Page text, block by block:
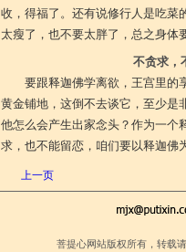
收，得福了。还有说修行人是吃菜
太瘦了，也不要太胖了，总之身体
不贪求，
要跟释迦佛学离欲，王宫里的
黄金铺地，这倒不去谈它，至少是
他怎么会产生出家念头？作为一个
求，也不能留恋，咱们要以释迦佛
上一页
菩提心网站版权所有，转载